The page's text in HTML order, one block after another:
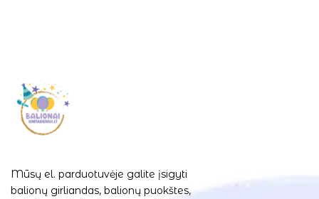
Mūsų el. parduotuvėje galite įsigyti
balionų girliandas, balionų puokštes,